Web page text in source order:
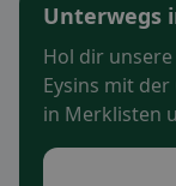
Unterwegs
Hol dir
Eysins mit
in Merklisten